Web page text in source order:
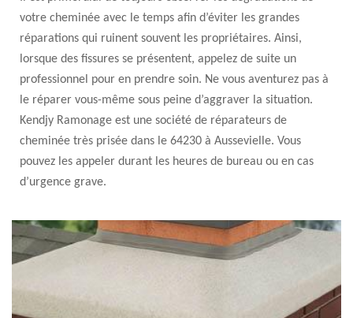
votre cheminée avec le temps afin d’éviter les grandes
réparations qui ruinent souvent les propriétaires. Ainsi,
lorsque des fissures se présentent, appelez de suite un
professionnel pour en prendre soin. Ne vous aventurez pas à
le réparer vous-même sous peine d’aggraver la situation.
Kendjy Ramonage est une société de réparateurs de
cheminée très prisée dans le 64230 à Aussevielle. Vous
pouvez les appeler durant les heures de bureau ou en cas
d’urgence grave.